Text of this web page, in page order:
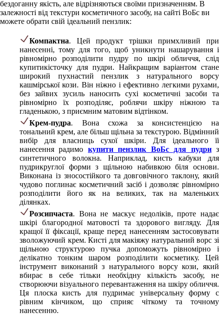
бездоганну якість, але відрізняються своїми призначенням. В
залежності від текстури косметичного засобу, на сайті ВоБс ви
можете обрати свій ідеальний пензлик:
Компактна. Цей продукт трішки примхливий при
нанесенні, тому для того, щоб уникнути нашарування і
рівномірно розподілити пудру по шкірі обличчя, слід
купитикісточку для пудри. Найкращим варіантом стане
широкий пухнастий пензлик з натурального ворсу
кашмірської кози. Він ніжно і ефективно легкими рухами,
без зайвих зусиль наносить сухі косметичні засоби та
рівномірно їх розподіляє, роблячи шкіру ніжною та
гладенькою, з приємним матовим відтінком.
Крем-пудра. Вона схожа за консистенцією на
тональний крем, але більш щільна за текстурою. Відмінний
вибір для власниць сухої шкіри. Для ідеального її
нанесення радимо купити пензлик ВоБс для пудриз
синтетичного волокна. Наприклад, кисть кабуки для
пудрикруглої форми з щільною набивкою біля основи.
Виконана із зносостійкого та довговічного таклону, який
чудово поглинає косметичний засіб і дозволяє рівномірно
розподілити його як на великих, так на маленьких
ділянках.
Розсипчаста. Вона не маскує недоліків, проте надає
шкірі благородної матовості та здорового вигляду. Для
кращої її фіксації, краще перед нанесенням застосовувати
зволожуючий крем. Кисті для макіяжу натуральний ворс зі
щільною структурою пучка допоможуть рівномірно і
делікатно тонким шаром розподілити косметику. Цей
інструмент виконаний з натурального ворсу кози, який
вбирає в себе тільки необхідну кількість засобу, не
створюючи візуального перевантаження на шкіру обличчя.
Ця плоска кисть для пудримає універсальну форму с
рівним кінчиком, що сприяє чіткому та точному
нанесенню.